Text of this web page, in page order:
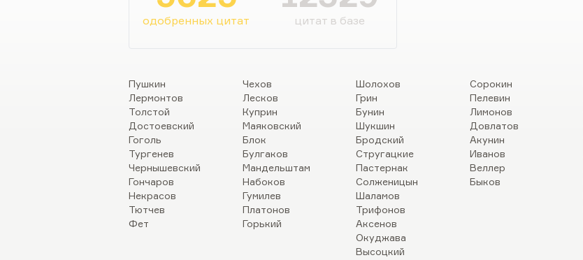
одобренных цитат цитат в базе
Пушкин
Лермонтов
Толстой
Достоевский
Гоголь
Тургенев
Чернышевский
Гончаров
Некрасов
Тютчев
Фет
Чехов
Лесков
Куприн
Маяковский
Блок
Булгаков
Мандельштам
Набоков
Гумилев
Платонов
Горький
Шолохов
Грин
Бунин
Шукшин
Бродский
Стругацкие
Пастернак
Солженицын
Шаламов
Трифонов
Аксенов
Окуджава
Высоцкий
Сорокин
Пелевин
Лимонов
Довлатов
Акунин
Иванов
Веллер
Быков